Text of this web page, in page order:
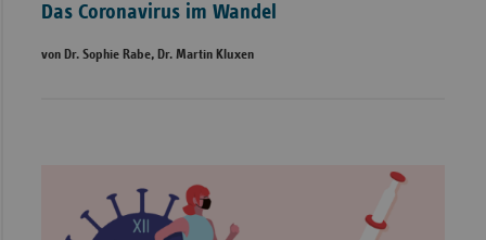
Das Coronavirus im Wandel
von Dr. Sophie Rabe, Dr. Martin Kluxen